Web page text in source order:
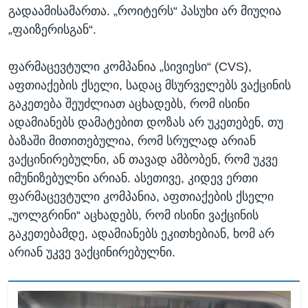
გადაამისამართა. „როიტერს“ პასუხი არ მიუღია
„ფაიზერისგან“.
ფარმაცევტული კომპანია „სივიესი“ (CVS),
აფთიაქების ქსელი, სადაც მსურველებს ვაქცინის
გაკეთება შეუძლიათ აცხადებს, რომ ისინი
ადამიანებს დამატებით დოზას არ უკეთებენ, თუ
ბაზაში მითითებულია, რომ სრულად არიან
ვაქცინირებულნი, ან თავად ამბობენ, რომ უკვე
იმუნიზებულნი არიან. ასეთივე, კიდევ ერთი
ფარმაცევტული კომპანია, აფთიაქების ქსელი
„უოლგრინი“ აცხადებს, რომ ისინი ვაქცინის
გაკეთებამდე, ადამიანებს ეკითხებიან, ხომ არ
არიან უკვე ვაქცინირებულნი.